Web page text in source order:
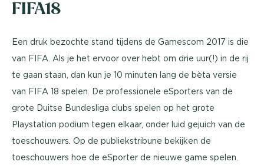
FIFA18
Een druk bezochte stand tijdens de Gamescom 2017 is die
van FIFA. Als je het ervoor over hebt om drie uur(!) in de rij
te gaan staan, dan kun je 10 minuten lang de bèta versie
van FIFA 18 spelen. De professionele eSporters van de
grote Duitse Bundesliga clubs spelen op het grote
Playstation podium tegen elkaar, onder luid gejuich van de
toeschouwers. Op de publiekstribune bekijken de
toeschouwers hoe de eSporter de nieuwe game spelen.